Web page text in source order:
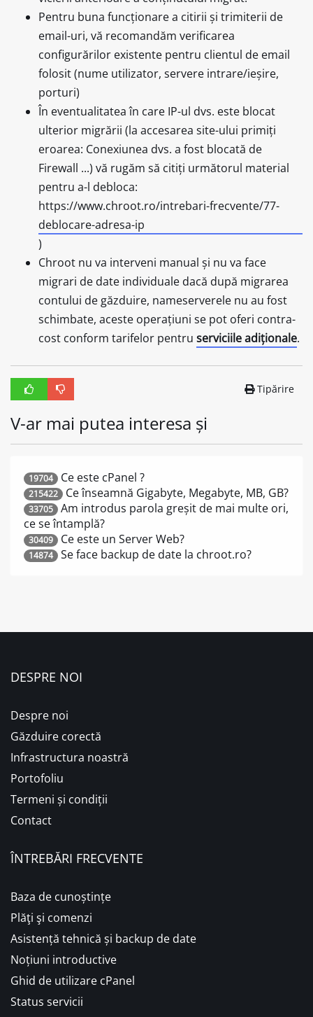
Pentru buna funcționare a citirii și trimiterii de
email-uri, vă recomandăm verificarea
configurărilor existente pentru clientul de email
folosit (nume utilizator, servere intrare/ieșire,
porturi)
În eventualitatea în care IP-ul dvs. este blocat
ulterior migrării (la accesarea site-ului primiți
eroarea: Conexiunea dvs. a fost blocată de
Firewall ...) vă rugăm să citiți următorul material
pentru a-l debloca:
https://www.chroot.ro/intrebari-frecvente/77-
deblocare-adresa-ip
)
Chroot nu va interveni manual și nu va face
migrari de date individuale dacă după migrarea
contului de găzduire, nameserverele nu au fost
schimbate, aceste operațiuni se pot oferi contra-
cost conform tarifelor pentru serviciile adiționale.
Tipărire
V-ar mai putea interesa și
19704 Ce este cPanel ?
215422 Ce înseamnă Gigabyte, Megabyte, MB, GB?
33705
Am introdus parola greșit de mai multe ori,
ce se întamplă?
30409 Ce este un Server Web?
14874 Se face backup de date la chroot.ro?
DESPRE NOI
Despre noi
Găzduire corectă
Infrastructura noastră
Portofoliu
Termeni și condiții
Contact
ÎNTREBĂRI FRECVENTE
Baza de cunoștințe
Plăţi şi comenzi
Asistență tehnică și backup de date
Noțiuni introductive
Ghid de utilizare cPanel
Status servicii